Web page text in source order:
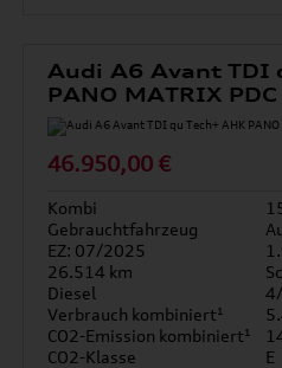
Audi A6 Avant TDI
PANO MATRIX
46.950,00 €
Kombi
Gebrauchtfahrzeug
EZ: 07/2025
26.514 km
Diesel
Verbrauch kombiniert¹
CO2-Emission kombiniert¹
CO2-Klasse
E